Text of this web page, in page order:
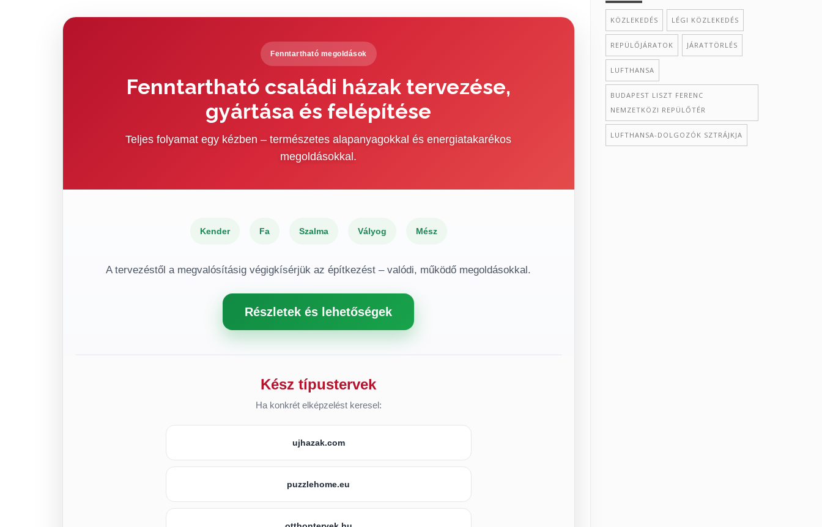
Fenntartható megoldások
Fenntartható családi házak tervezése,
gyártása és felépítése
Teljes folyamat egy kézben – természetes alapanyagokkal és energiatakarékos
megoldásokkal.
Kender Fa Szalma Vályog Mész
A tervezéstől a megvalósításig végigkísérjük az építkezést – valódi, működő megoldásokkal.
Részletek és lehetőségek
Kész típustervek
Ha konkrét elképzelést keresel:
ujhazak.com
puzzlehome.eu
KÖZLEKEDÉS LÉGI KÖZLEKEDÉS
REPÜLŐJÁRATOK JÁRATTÖRLÉS
LUFTHANSA
BUDAPEST LISZT FERENC
NEMZETKÖZI REPÜLŐTÉR
LUFTHANSA-DOLGOZÓK SZTRÁJKJA